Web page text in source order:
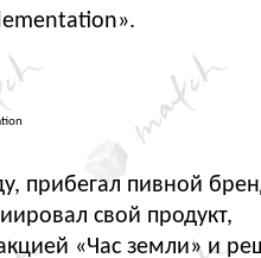
прибегал пивной
свой продукт,
«Час земли» и